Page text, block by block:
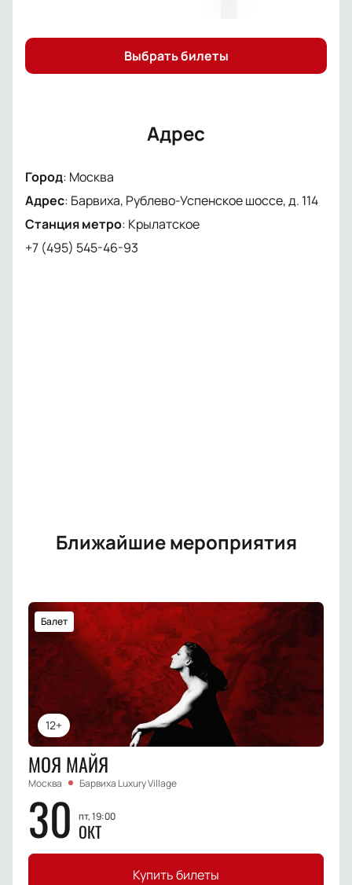
Выбрать билеты
Адрес
Город: Москва
Адрес: Барвиха, Рублево-Успенское шоссе, д. 114
Станция метро: Крылатское
+7 (495) 545-46-93
Ближайшие мероприятия
12+
Балет
МОЯ МАЙЯ
Москва Барвиха Luxury Village
30 пт, 19:00
ОКТ
Купить билеты